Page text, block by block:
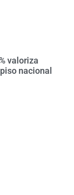
valoriza
nacional